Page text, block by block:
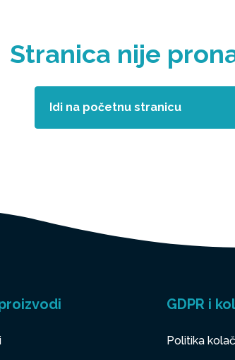
Stranica nije
Idi na početnu stranicu
GDPR i
Politika